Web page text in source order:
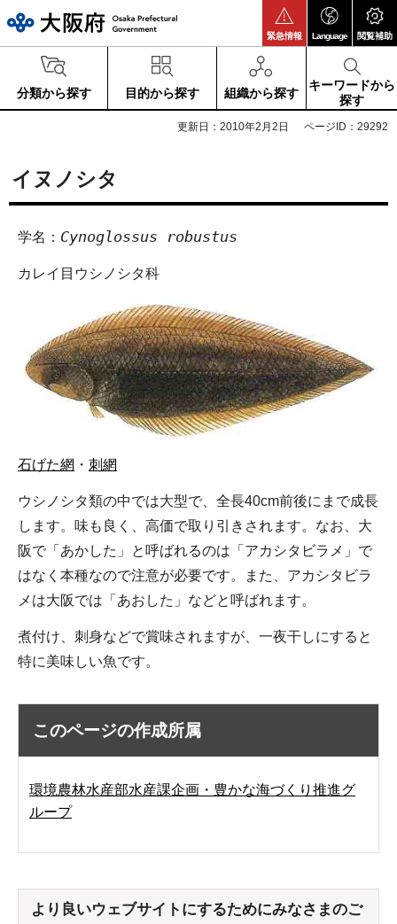
緊急情報 Language 閲覧補助
分類から探す 目的から探す 組織から探す
キーワードから
探す
更新日：2010年2月2日 ページID：29292
イヌノシタ
学名： Cynoglossus robustus
カレイ目ウシノシタ科
石げた網 ・ 刺網
ウシノシタ類の中では大型で、全長40cm前後にまで成長
します。味も良く、高価で取り引きされます。なお、大
阪で「あかした」と呼ばれるのは「アカシタビラメ」で
はなく本種なので注意が必要です。また、アカシタビラ
メは大阪では「あおした」などと呼ばれます。
煮付け、刺身などで賞味されますが、一夜干しにすると
特に美味しい魚です。
このページの作成所属
環境農林水産部水産課企画・豊かな海づくり推進グ
ループ
より良いウェブサイトにするためにみなさまのご